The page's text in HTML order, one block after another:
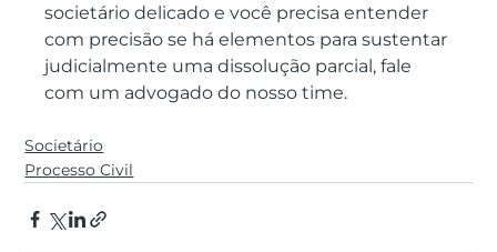
societário delicado e você precisa entender
com precisão se há elementos para sustentar
judicialmente uma dissolução parcial, fale
com um advogado do nosso time.
Societário
Processo Civil